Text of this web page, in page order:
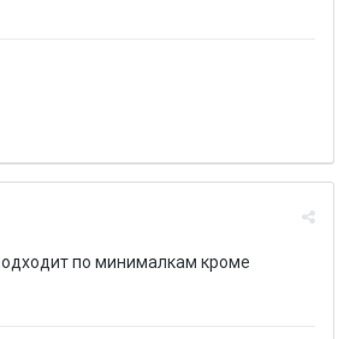
по минималкам кроме